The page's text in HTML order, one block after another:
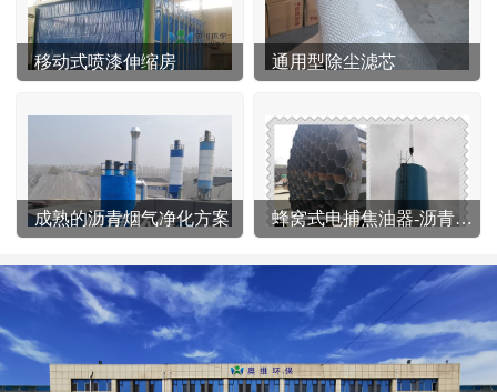
移动式喷漆伸缩房 通用型除尘滤芯
成熟的沥青烟气净化方案 蜂窝式电捕焦油器-沥青站专用